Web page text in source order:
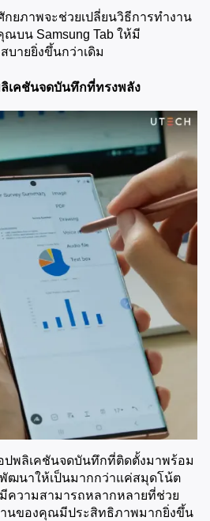
กยภาพจะช่วยเปลี่ยนวิธีการทำงาน
บน Samsung Tab ให้มี
บายยิ่งขึ้นกว่าเดิม
เคชันจดบันทึกที่ทรงพลัง
ปพลิเคชันจดบันทึกที่ติดตั้งมาพร้อม
พัฒนาให้เป็นมากกว่าแค่สมุดโน้ต
ความสามารถหลากหลายที่ช่วย
านของคุณมีประสิทธิภาพมากยิ่งขึ้น